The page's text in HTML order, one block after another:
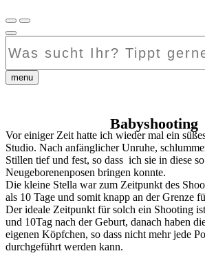
sucht
Tippt
ein...
menu
Babyshooting
Vor einiger Zeit hatte ich wieder mal ein
Studio. Nach anfänglicher Unruhe,
Stillen tief und fest, so dass ich sie in diese
Neugeborenenposen bringen konnte.
Die kleine Stella war zum Zeitpunkt des
als 10 Tage und somit knapp an der Grenze
Der ideale Zeitpunkt für solch ein Shooting
und 10Tag nach der Geburt, danach haben
eigenen Köpfchen, so dass nicht mehr jede
durchgeführt werden kann.